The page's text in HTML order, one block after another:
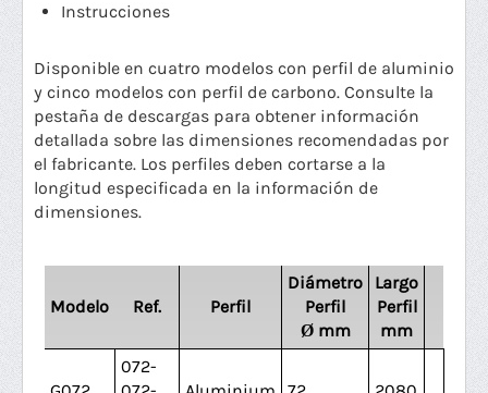
Instrucciones
Disponible en cuatro modelos con perfil de aluminio
y cinco modelos con perfil de carbono. Consulte la
pestaña de descargas para obtener información
detallada sobre las dimensiones recomendadas por
el fabricante. Los perfiles deben cortarse a la
longitud especificada en la información de
dimensiones.
Modelo Ref. Perfil
Diámetro
Perfil
Ø mm
Largo
Perfil
mm
072-